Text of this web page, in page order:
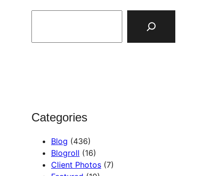
Categories
Blog (436)
Blogroll (16)
Client Photos (7)